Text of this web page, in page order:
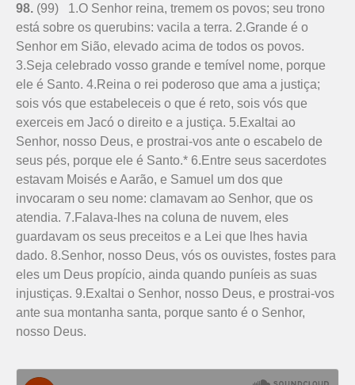
98. (99) 1.O Senhor reina, tremem os povos; seu trono
está sobre os querubins: vacila a terra. 2.Grande é o
Senhor em Sião, elevado acima de todos os povos.
3.Seja celebrado vosso grande e temível nome, porque
ele é Santo. 4.Reina o rei poderoso que ama a justiça;
sois vós que estabeleceis o que é reto, sois vós que
exerceis em Jacó o direito e a justiça. 5.Exaltai ao
Senhor, nosso Deus, e prostrai-vos ante o escabelo de
seus pés, porque ele é Santo.* 6.Entre seus sacerdotes
estavam Moisés e Aarão, e Samuel um dos que
invocaram o seu nome: clamavam ao Senhor, que os
atendia. 7.Falava-lhes na coluna de nuvem, eles
guardavam os seus preceitos e a Lei que lhes havia
dado. 8.Senhor, nosso Deus, vós os ouvistes, fostes para
eles um Deus propício, ainda quando puníeis as suas
injustiças. 9.Exaltai o Senhor, nosso Deus, e prostrai-vos
ante sua montanha santa, porque santo é o Senhor,
nosso Deus.